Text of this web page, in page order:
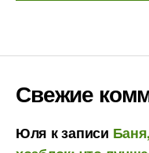
Свежие
Юля к записи